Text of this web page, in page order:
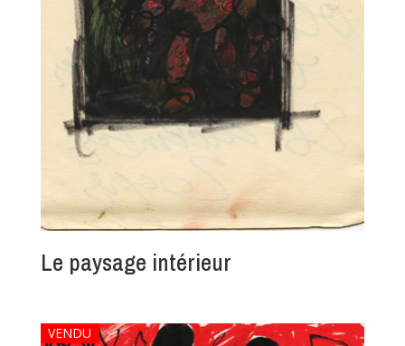
Le paysage intérieur
VENDU